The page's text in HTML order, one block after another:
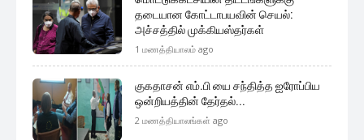
முக்கிய செய்திகளை நொடிப்பொழுதில் எங்கள் செய்தி